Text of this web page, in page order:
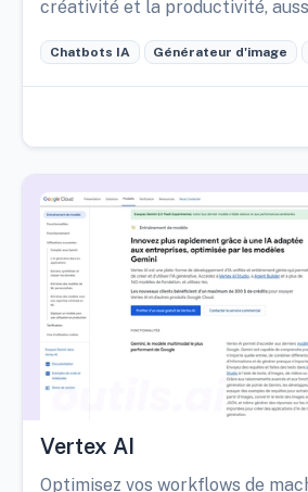
créativité et la productivité,
Chatbots IA Générateur d'image
Vertex AI
Optimisez vos workflows de